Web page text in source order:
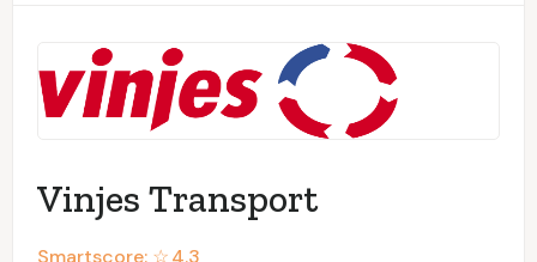
Vinjes Transport